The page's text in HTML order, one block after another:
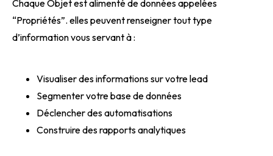
Chaque Objet est alimenté de données appelées
“Propriétés”. elles peuvent renseigner tout type
d’information vous servant à :
Visualiser des informations sur votre lead
Segmenter votre base de données
Déclencher des automatisations
Construire des rapports analytiques